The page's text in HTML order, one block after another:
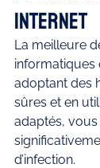
Internet
La meilleure
informatiques
adoptant des
sûres et en
adaptés,
d’infection.